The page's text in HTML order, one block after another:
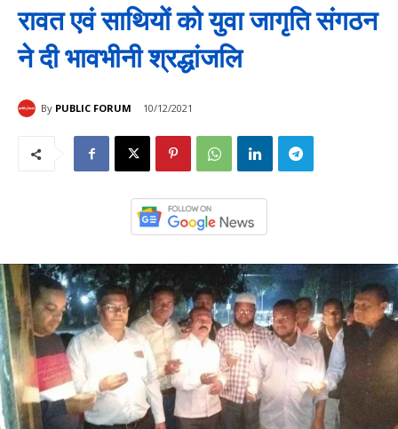
रावत एवं साथियों को युवा जागृति संगठन
ने दी भावभीनी श्रद्धांजलि
By PUBLIC FORUM 10/12/2021